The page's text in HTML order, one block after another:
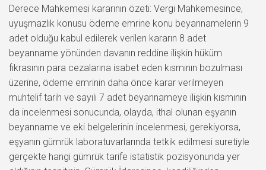
Derece Mahkemesi kararının özeti: Vergi Mahkemesince,
uyuşmazlık konusu ödeme emrine konu beyannamelerin 9
adet olduğu kabul edilerek verilen kararın 8 adet
beyanname yönünden davanın reddine ilişkin hüküm
fıkrasının para cezalarına isabet eden kısmının bozulması
üzerine, ödeme emrinin daha önce karar verilmeyen
muhtelif tarih ve sayılı 7 adet beyannameye ilişkin kısmının
da incelenmesi sonucunda, olayda, ithal olunan eşyanın
beyanname ve eki belgelerinin incelenmesi, gerekiyorsa,
eşyanın gümrük laboratuvarlarında tetkik edilmesi suretiyle
gerçekte hangi gümrük tarife istatistik pozisyonunda yer